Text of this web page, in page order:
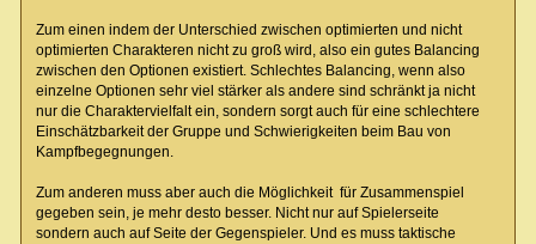
Zum einen indem der Unterschied zwischen optimierten und nicht
optimierten Charakteren nicht zu groß wird, also ein gutes Balancing
zwischen den Optionen existiert. Schlechtes Balancing, wenn also
einzelne Optionen sehr viel stärker als andere sind schränkt ja nicht
nur die Charaktervielfalt ein, sondern sorgt auch für eine schlechtere
Einschätzbarkeit der Gruppe und Schwierigkeiten beim Bau von
Kampfbegegnungen.
Zum anderen muss aber auch die Möglichkeit für Zusammenspiel
gegeben sein, je mehr desto besser. Nicht nur auf Spielerseite
sondern auch auf Seite der Gegenspieler. Und es muss taktische